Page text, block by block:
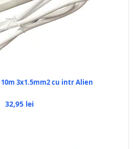
3x1.5mm2 cu intr Alien
32,95 lei